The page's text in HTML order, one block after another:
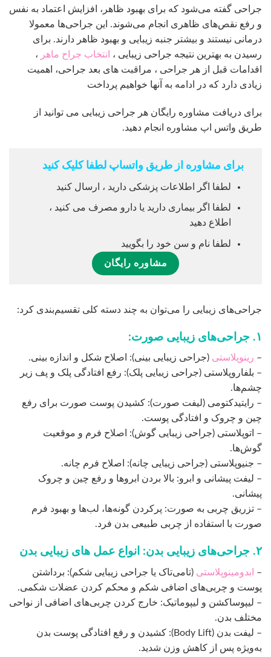
جراحی گفته می‌شود که برای بهبود ظاهر، افزایش اعتماد به نفس
و رفع نقص‌های ظاهری انجام می‌شوند. این جراحی‌ها معمولا
درمانی نیستند و بیشتر جنبه زیبایی و بهبود ظاهر دارند. برای
رسیدن به بهترین نتیجه جراحی زیبایی ،
انتخاب جراح ماهر
،
اقدامات قبل از هر جراحی ، مراقبت های بعد جراحی، اهمیت
زیادی دارد که در ادامه به آنها خواهیم پرداخت
برای دریافت مشاوره رایگان هر جراحی زیبایی می توانید از
طریق واتس اپ مشاوره انجام دهید.
برای مشاوره از طریق واتساپ لطفا کلیک کنید
لطفا اگر اطلاعات پزشکی دارید ، ارسال کنید
لطفا اگر بیماری دارید یا دارو مصرف می کنید ،
اطلاع دهید
لطفا نام و سن خود را بگویید
مشاوره رایگان
جراحی‌های زیبایی را می‌توان به چند دسته کلی تقسیم‌بندی کرد:
۱. جراحی‌های زیبایی صورت:
– رینوپلاستی (جراحی زیبایی بینی): اصلاح شکل و اندازه بینی.
– بلفاروپلاستی (جراحی زیبایی پلک): رفع افتادگی پلک و پف زیر
چشم‌ها.
– رایتیدکتومی (لیفت صورت): کشیدن پوست صورت برای رفع
چین و چروک و افتادگی پوست.
– اتوپلاستی (جراحی زیبایی گوش): اصلاح فرم و موقعیت
گوش‌ها.
– جنیوپلاستی (جراحی زیبایی چانه): اصلاح فرم چانه.
– لیفت پیشانی و ابرو: بالا بردن ابروها و رفع چین و چروک‌
پیشانی.
– تزریق چربی به صورت: پرکردن گونه‌ها، لب‌ها و بهبود فرم
صورت با استفاده از چربی طبیعی بدن فرد.
۲. جراحی‌های زیبایی بدن: انواع عمل های زیبایی بدن
– ابدومینوپلاستی (تامی‌تاک یا جراحی زیبایی شکم): برداشتن
پوست و چربی‌های اضافی شکم و محکم کردن عضلات شکمی.
– لیپوساکشن و لیپوماتیک: خارج کردن چربی‌های اضافی از نواحی
مختلف بدن.
– لیفت بدن (Body Lift): کشیدن و رفع افتادگی پوست بدن
به‌ویژه پس از کاهش وزن شدید.